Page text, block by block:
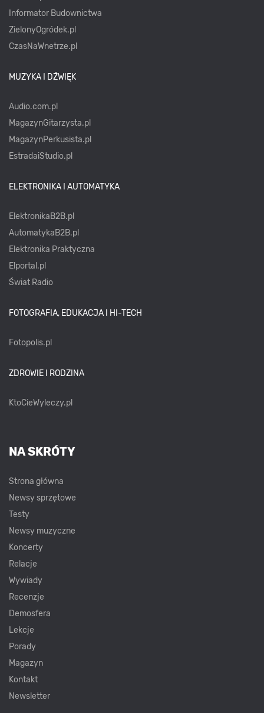
Informator Budownictwa
ZielonyOgródek.pl
CzasNaWnetrze.pl
MUZYKA I DŹWIĘK
Audio.com.pl
MagazynGitarzysta.pl
MagazynPerkusista.pl
EstradaiStudio.pl
ELEKTRONIKA I AUTOMATYKA
ElektronikaB2B.pl
AutomatykaB2B.pl
Elektronika Praktyczna
Elportal.pl
Świat Radio
FOTOGRAFIA, EDUKACJA I HI-TECH
Fotopolis.pl
ZDROWIE I RODZINA
KtoCieWyleczy.pl
NA SKRÓTY
Strona główna
Newsy sprzętowe
Testy
Newsy muzyczne
Koncerty
Relacje
Wywiady
Recenzje
Demosfera
Lekcje
Porady
Magazyn
Kontakt
Newsletter